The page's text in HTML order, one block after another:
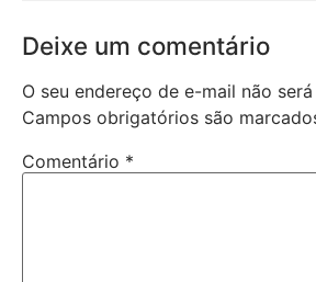
Deixe um comentário
O seu endereço de e-mail não
Campos obrigatórios são
Comentário *